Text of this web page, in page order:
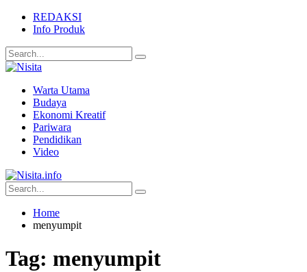
REDAKSI
Info Produk
Warta Utama
Budaya
Ekonomi Kreatif
Pariwara
Pendidikan
Video
Home
menyumpit
Tag: menyumpit